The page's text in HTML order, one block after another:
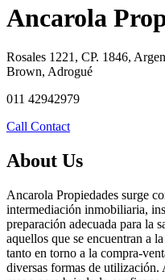
Ancarola
Rosales 1221, CP. 1846,
Brown, Adrogué
011 42942979
Call Contact
About Us
Ancarola Propiedades surge
intermediación inmobiliaria,
preparación adecuada para la
aquellos que se encuentran a
tanto en torno a la compra-
diversas formas de utilización.